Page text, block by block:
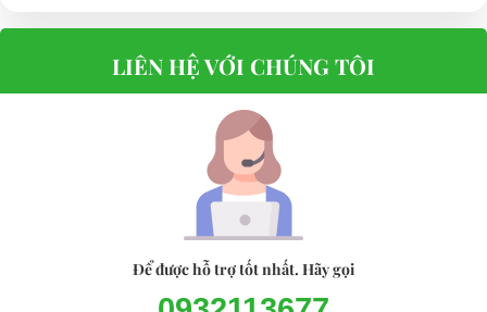
LIÊN HỆ VỚI CHÚNG TÔI
Để được hỗ trợ tốt nhất. Hãy gọi